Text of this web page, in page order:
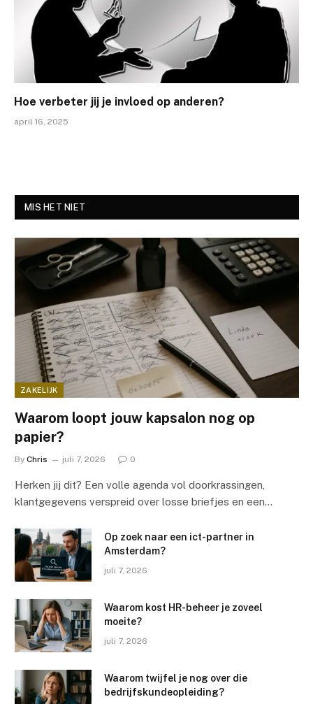
Hoe verbeter jij je invloed op anderen?
april 16, 2025
MIS HET NIET
ZAKELIJK
Waarom loopt jouw kapsalon nog op
papier?
By Chris juli 7, 2026 0
Herken jij dit? Een volle agenda vol doorkrassingen,
klantgegevens verspreid over losse briefjes en een…
Op zoek naar een ict-partner in
Amsterdam?
juli 7, 2026
Waarom kost HR-beheer je zoveel
moeite?
juli 7, 2026
Waarom twijfel je nog over die
bedrijfskundeopleiding?